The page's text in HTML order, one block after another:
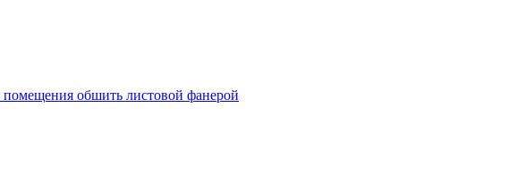
обшить листовой фанерой